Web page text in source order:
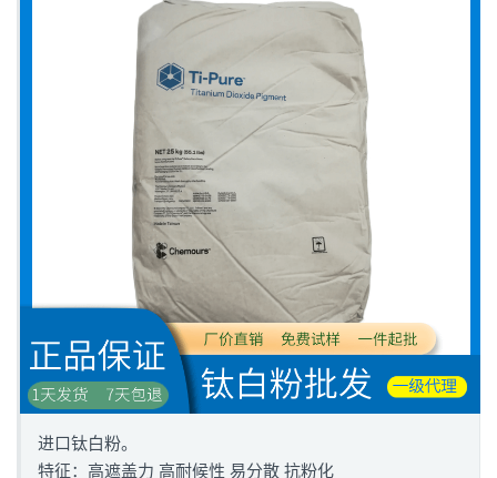
进口钛白粉。
特征：高遮盖力 高耐候性 易分散 抗粉化